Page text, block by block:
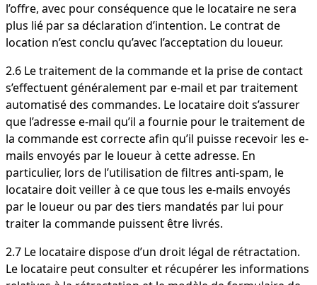
l’offre, avec pour conséquence que le locataire ne sera
plus lié par sa déclaration d’intention. Le contrat de
location n’est conclu qu’avec l’acceptation du loueur.
2.6 Le traitement de la commande et la prise de contact
s’effectuent généralement par e-mail et par traitement
automatisé des commandes. Le locataire doit s’assurer
que l’adresse e-mail qu’il a fournie pour le traitement de
la commande est correcte afin qu’il puisse recevoir les e-
mails envoyés par le loueur à cette adresse. En
particulier, lors de l’utilisation de filtres anti-spam, le
locataire doit veiller à ce que tous les e-mails envoyés
par le loueur ou par des tiers mandatés par lui pour
traiter la commande puissent être livrés.
2.7 Le locataire dispose d’un droit légal de rétractation.
Le locataire peut consulter et récupérer les informations